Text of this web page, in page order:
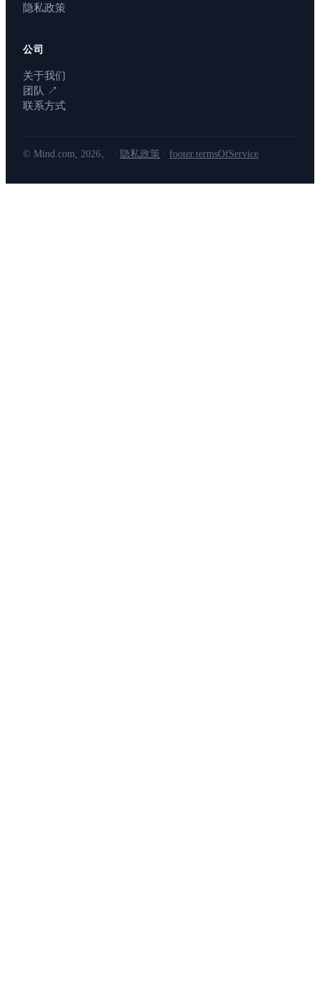
隐私政策
公司
关于我们
团队 ↗
联系方式
© Mind.com, 2026。 · 隐私政策 · footer.termsOfService